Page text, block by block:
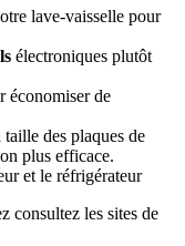
lave-vaisselle pour
électroniques plutôt
économiser de
taille des plaques de
plus efficace.
et le réfrigérateur
consultez les sites de